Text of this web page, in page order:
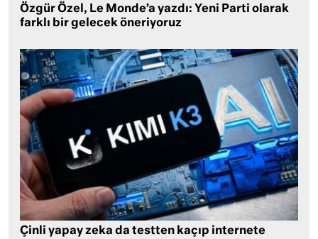
Özgür Özel, Le Monde’a yazdı: Yeni Parti olarak
farklı bir gelecek öneriyoruz
Çinli yapay zeka da testten kaçıp internete